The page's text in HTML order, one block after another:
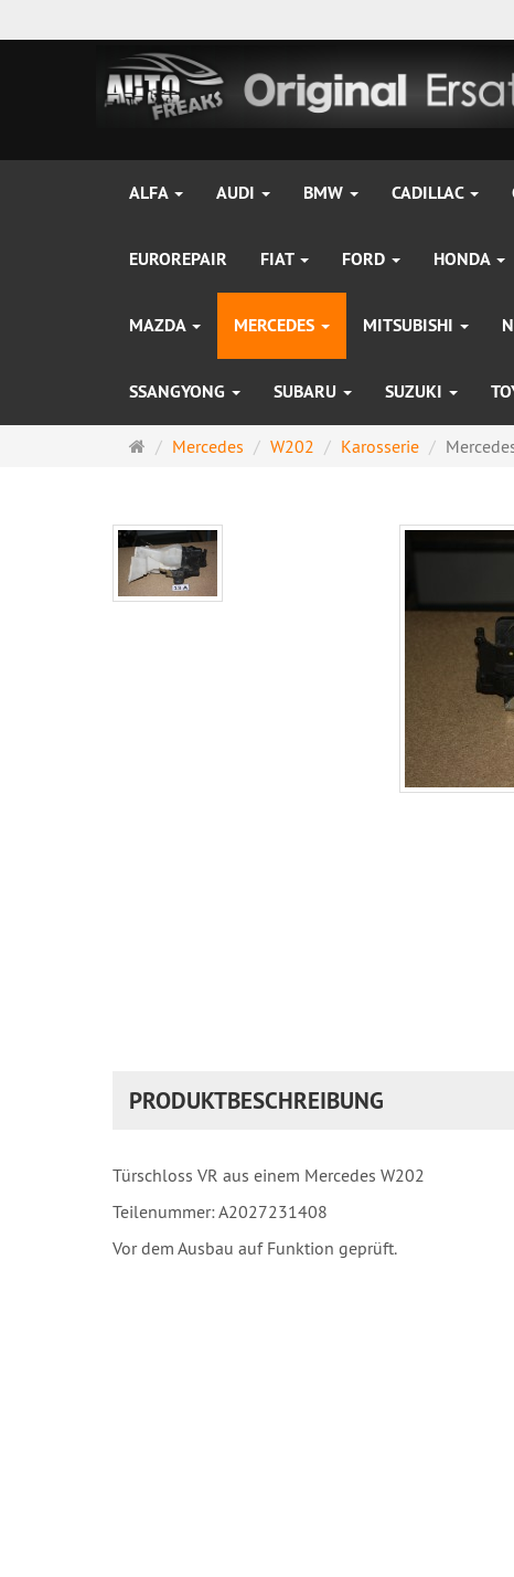
ALFA AUDI BMW CADILLAC
EUROREPAIR FIAT FORD HONDA
MAZDA MERCEDES MITSUBISHI
SSANGYONG SUBARU SUZUKI
Startseite
Mercedes W202 Karosserie
PRODUKTBESCHREIBUNG
Türschloss VR aus einem Mercedes W202
Teilenummer: A2027231408
Vor dem Ausbau auf Funktion geprüft.